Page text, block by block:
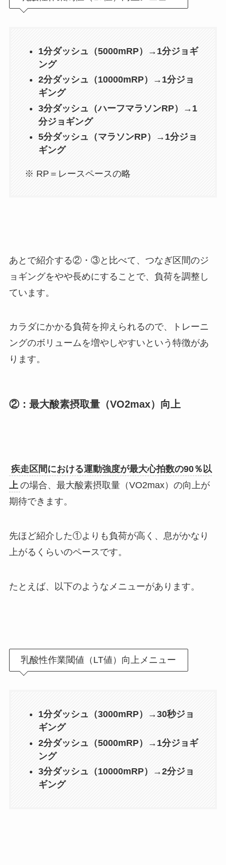
1分ダッシュ（5000mRP）→1分ジョギ
ング
2分ダッシュ（10000mRP）→1分ジョ
ギング
3分ダッシュ（ハーフマラソンRP）→1
分ジョギング
5分ダッシュ（マラソンRP）→1分ジョ
ギング
※ RP＝レースペースの略
あとで紹介する②・③と比べて、つなぎ区間のジ
ョギングをやや長めにすることで、負荷を調整し
ています。
カラダにかかる負荷を抑えられるので、トレーニ
ングのボリュームを増やしやすいという特徴があ
ります。
②：最大酸素摂取量（VO2max）向上
疾走区間における運動強度が最大心拍数の90％以
上 の場合、最大酸素摂取量（VO2max）の向上が
期待できます。
先ほど紹介した①よりも負荷が高く、息がかなり
上がるくらいのペースです。
たとえば、以下のようなメニューがあります。
乳酸性作業閾値（LT値）向上メニュー
1分ダッシュ（3000mRP）→30秒ジョ
ギング
2分ダッシュ（5000mRP）→1分ジョギ
ング
3分ダッシュ（10000mRP）→2分ジョ
ギング